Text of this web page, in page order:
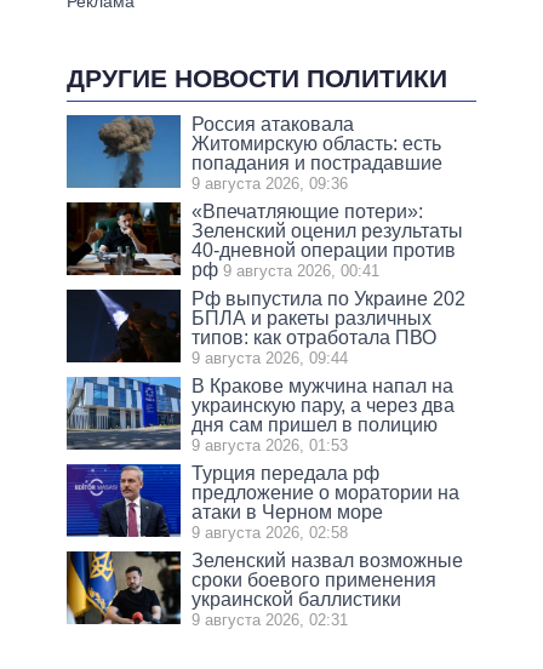
ДРУГИЕ НОВОСТИ ПОЛИТИКИ
Россия атаковала
Житомирскую область: есть
попадания и пострадавшие
9 августа 2026, 09:36
«Впечатляющие потери»:
Зеленский оценил результаты
40-дневной операции против
рф 9 августа 2026, 00:41
Рф выпустила по Украине 202
БПЛА и ракеты различных
типов: как отработала ПВО
9 августа 2026, 09:44
В Кракове мужчина напал на
украинскую пару, а через два
дня сам пришел в полицию
9 августа 2026, 01:53
Турция передала рф
предложение о моратории на
атаки в Черном море
9 августа 2026, 02:58
Зеленский назвал возможные
сроки боевого применения
украинской баллистики
9 августа 2026, 02:31